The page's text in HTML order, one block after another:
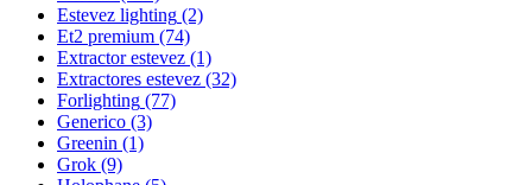
Estevez lighting (2)
Et2 premium (74)
Extractor estevez (1)
Extractores estevez (32)
Forlighting (77)
Generico (3)
Greenin (1)
Grok (9)